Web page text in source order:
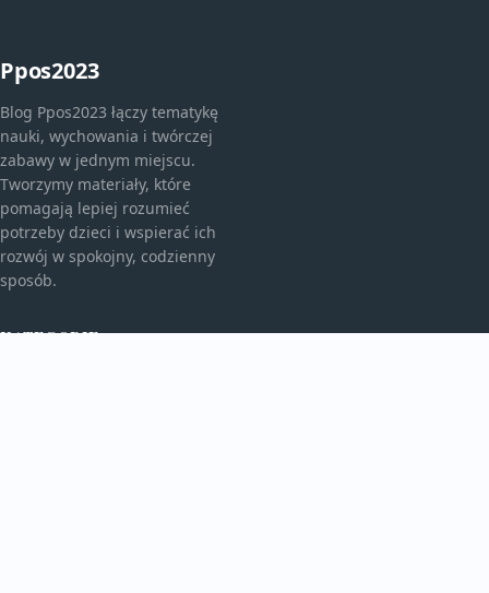
Ppos2023
Blog Ppos2023 łączy tematykę
nauki, wychowania i twórczej
zabawy w jednym miejscu.
Tworzymy materiały, które
pomagają lepiej rozumieć
potrzeby dzieci i wspierać ich
rozwój w spokojny, codzienny
sposób.
KATEGORIE